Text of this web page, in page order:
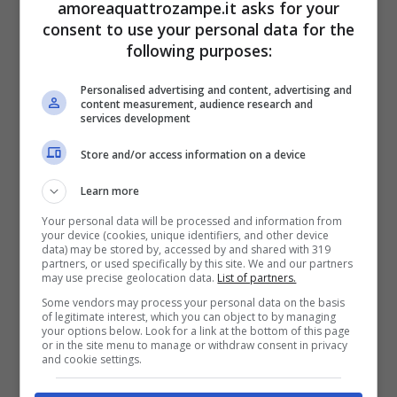
un’infiammazione del colon. Il colon, detto
anche intestino crasso, èla parte finale
quantità di acqua viene assorbita.
Ed è proprio per l’acqua assorbita che la
diarrea è piuttosto liquida.
due tipologie di colite: acuta o cronica.
Ognuna ha diversi sintomi, anche sela
diarrea è un sintomo comune a entrambe
La colite acuta è una tipologia che si
presenta solo in un periodo di tempo
amoreaquattrozampe.it asks for your
consent to use your personal data for the
following purposes:
Personalised advertising and content, advertising and
content measurement, audience research and
services development
Store and/or access information on a device
Learn more
Your personal data will be processed and information from
your device (cookies, unique identifiers, and other device
data) may be stored by, accessed by and shared with 319
partners, or used specifically by this site. We and our partners
may use precise geolocation data. List of partners.
Some vendors may process your personal data on the basis
of legitimate interest, which you can object to by managing
your options below. Look for a link at the bottom of this page
or in the site menu to manage or withdraw consent in privacy
and cookie settings.